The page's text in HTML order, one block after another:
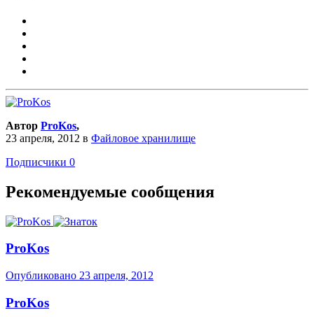
Автор ProKos,
23 апреля, 2012 в Файловое хранилище
Подписчики 0
Рекомендуемые сообщения
ProKos
Опубликовано 23 апреля, 2012
ProKos